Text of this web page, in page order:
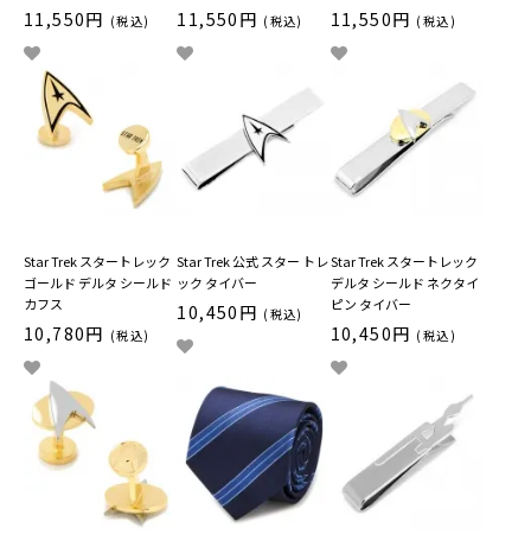
11,550円 (税込) 11,550円 (税込) 11,550円 (税込)
Star Trek スタートレック
ゴールド デルタ シールド
カフス
10,780円 (税込)
Star Trek 公式 スター トレ
ック タイバー
10,450円 (税込)
Star Trek スタートレック
デルタ シールド ネクタイ
ピン タイバー
10,450円 (税込)